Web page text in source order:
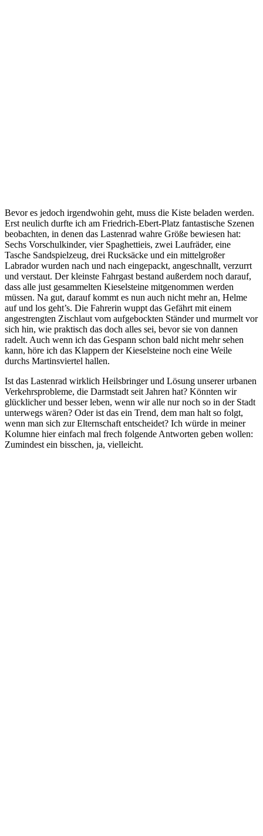
Bevor es jedoch irgendwohin geht, muss die Kiste beladen werden.
Erst neulich durfte ich am Friedrich-Ebert-Platz fantastische Szenen
beobachten, in denen das Lastenrad wahre Größe bewiesen hat:
Sechs Vorschulkinder, vier Spaghettieis, zwei Laufräder, eine
Tasche Sandspielzeug, drei Rucksäcke und ein mittelgroßer
Labrador wurden nach und nach eingepackt, angeschnallt, verzurrt
und verstaut. Der kleinste Fahrgast bestand außerdem noch darauf,
dass alle just gesammelten Kieselsteine mitgenommen werden
müssen. Na gut, darauf kommt es nun auch nicht mehr an, Helme
auf und los geht’s. Die Fahrerin wuppt das Gefährt mit einem
angestrengten Zischlaut vom aufgebockten Ständer und murmelt vor
sich hin, wie praktisch das doch alles sei, bevor sie von dannen
radelt. Auch wenn ich das Gespann schon bald nicht mehr sehen
kann, höre ich das Klappern der Kieselsteine noch eine Weile
durchs Martinsviertel hallen.
Ist das Lastenrad wirklich Heilsbringer und Lösung unserer urbanen
Verkehrsprobleme, die Darmstadt seit Jahren hat? Könnten wir
glücklicher und besser leben, wenn wir alle nur noch so in der Stadt
unterwegs wären? Oder ist das ein Trend, dem man halt so folgt,
wenn man sich zur Elternschaft entscheidet? Ich würde in meiner
Kolumne hier einfach mal frech folgende Antworten geben wollen:
Zumindest ein bisschen, ja, vielleicht.